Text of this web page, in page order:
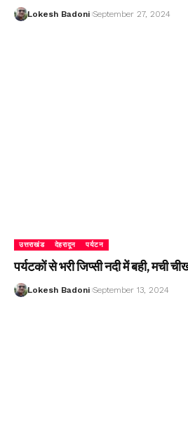
Lokesh Badoni September 27, 2024
उत्तराखंड देहरादून पर्यटन
पर्यटकों से भरी जिप्सी नदी में बही, मची
Lokesh Badoni September 13, 2024